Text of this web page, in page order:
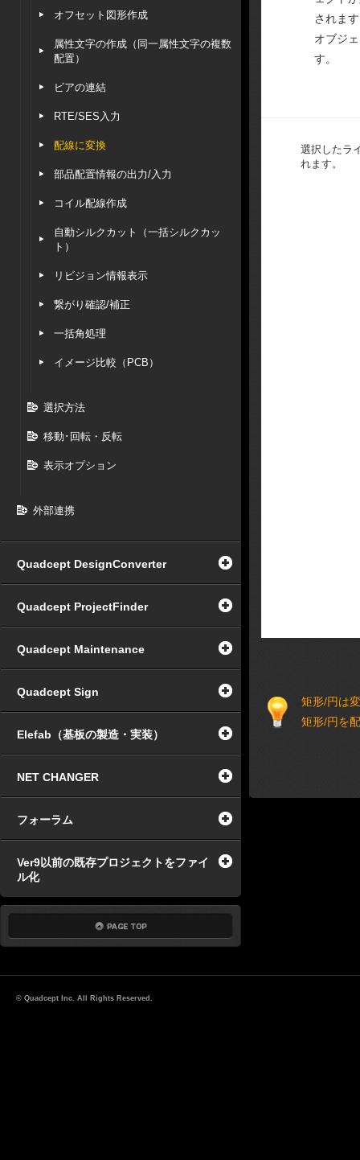
オフセット図形作成
属性文字の作成（同一属性文字の複数
配置）
ビアの連結
RTE/SES入力
配線に変換
部品配置情報の出力/入力
コイル配線作成
自動シルクカット（一括シルクカッ
ト）
リビジョン情報表示
繋がり確認/補正
一括角処理
イメージ比較（PCB）
選択方法
移動･回転・反転
表示オプション
外部連携
Quadcept DesignConverter
Quadcept ProjectFinder
Quadcept Maintenance
Quadcept Sign
Elefab（基板の製造・実装）
NET CHANGER
フォーラム
Ver9以前の既存プロジェクトをファイ
ル化
されま
オブジ
す。
選択したラ
れます。
矩形/円は
矩形/円を
© Quadcept Inc. All Rights Reserved.